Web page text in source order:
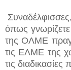
όπως
της ΟΛΜΕ
τις ΕΛΜΕ της
τις